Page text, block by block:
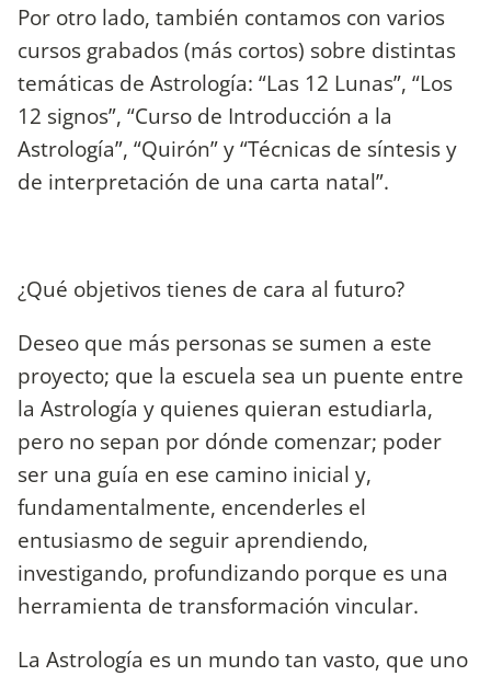
Por otro lado, también contamos con varios
cursos grabados (más cortos) sobre distintas
temáticas de Astrología: “Las 12 Lunas”, “Los
12 signos”, “Curso de Introducción a la
Astrología”, “Quirón” y “Técnicas de síntesis y
de interpretación de una carta natal”.
¿Qué objetivos tienes de cara al futuro?
Deseo que más personas se sumen a este
proyecto; que la escuela sea un puente entre
la Astrología y quienes quieran estudiarla,
pero no sepan por dónde comenzar; poder
ser una guía en ese camino inicial y,
fundamentalmente, encenderles el
entusiasmo de seguir aprendiendo,
investigando, profundizando porque es una
herramienta de transformación vincular.
La Astrología es un mundo tan vasto, que uno